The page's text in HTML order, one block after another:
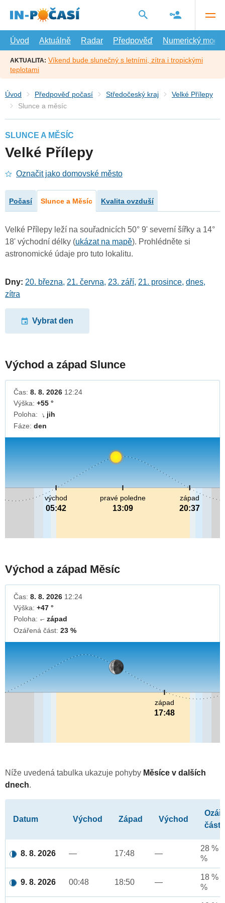
hlavní
Úvod
Aktuálně Radar Předpověď Numerický model
AKTUALITA: Víkend bude slunečný s letními, zítra i tropickými
teplotami
Úvod Předpověď počasí Středočeský kraj
Velké Přílepy
Slunce a měsíc
SLUNCE A MĚSÍC
Velké Přílepy
Označit jako domovské město
Počasí Slunce a Měsíc Kvalita ovzduší
Velké Přílepy leží na souřadnicích 50° 9' severní šířky a 14°
18' východní délky (ukázat na mapě). Prohlédněte si
astronomické údaje pro tuto lokalitu.
Dny: 20. března, 21. června, 23. září, 21. prosince, dnes,
zítra
Vybrat den
Východ a západ Slunce
Čas: 8. 8. 2026 12:24
Výška: +55 °
Poloha:
↓ jih
Fáze: den
pravé poledne
13:09
východ
05:42
západ
20:37
Východ a západ Měsíc
Čas: 8. 8. 2026 12:24
Výška: +47 °
Poloha: ↓západ
Ozářená část: 23 %
západ
17:48
Níže uvedená tabulka ukazuje pohyby Měsíce v dalších
dnech.
Datum Východ Západ Východ
část
8. 8. 2026 — 17:48 —
28 %
%
9. 8. 2026 00:48 18:50 —
18 %
%